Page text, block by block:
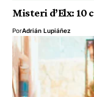
Misteri d’Elx: 10
PorAdrián Lupiáñez